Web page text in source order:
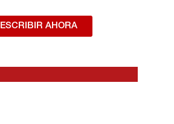
ESCRIBIR AHORA